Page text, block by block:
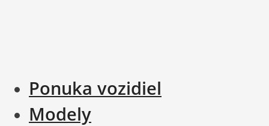
Ponuka vozidiel
Modely